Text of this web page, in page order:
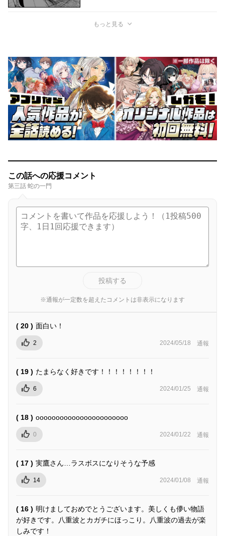
もっと見る
この話への応援コメント
第三話 蛇の一門
投稿する
※通報が一定数を超えたコメントは非表示になります
( 20 ) 面白い！
2 2024/05/18 通報
( 19 ) たまらなく好きです！！！！！！！！
6 2024/01/25 通報
( 18 ) ooooooooooooooooooooooo
0 2024/01/22 通報
( 17 ) 実鷹さん…ラスボスになりそうな予感
14 2024/01/08 通報
( 16 ) 明けましておめでとうございます。美しくも儚い物語
が好きです。八重波とカガチにほっこり。八重波の過去が楽
しみです！